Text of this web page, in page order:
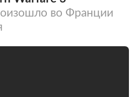
во Франции